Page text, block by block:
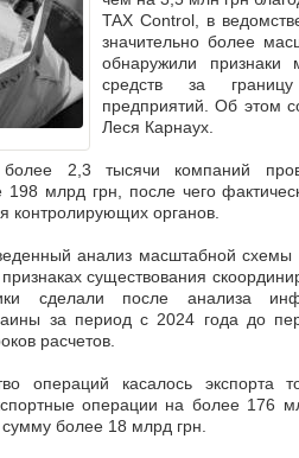
TAX Control, в
значительно более
обнаружили признаки
средств за
предприятий. Об этом
Леся Карнаух.
2,3 тысячи компаний
млрд грн, после чего
контролирующих органов.
анализ масштабной схемы
существования
сделали после анализа
за период с 2024 года до
расчетов.
операций касалось экспорта
операции на более 176
более 18 млрд грн.